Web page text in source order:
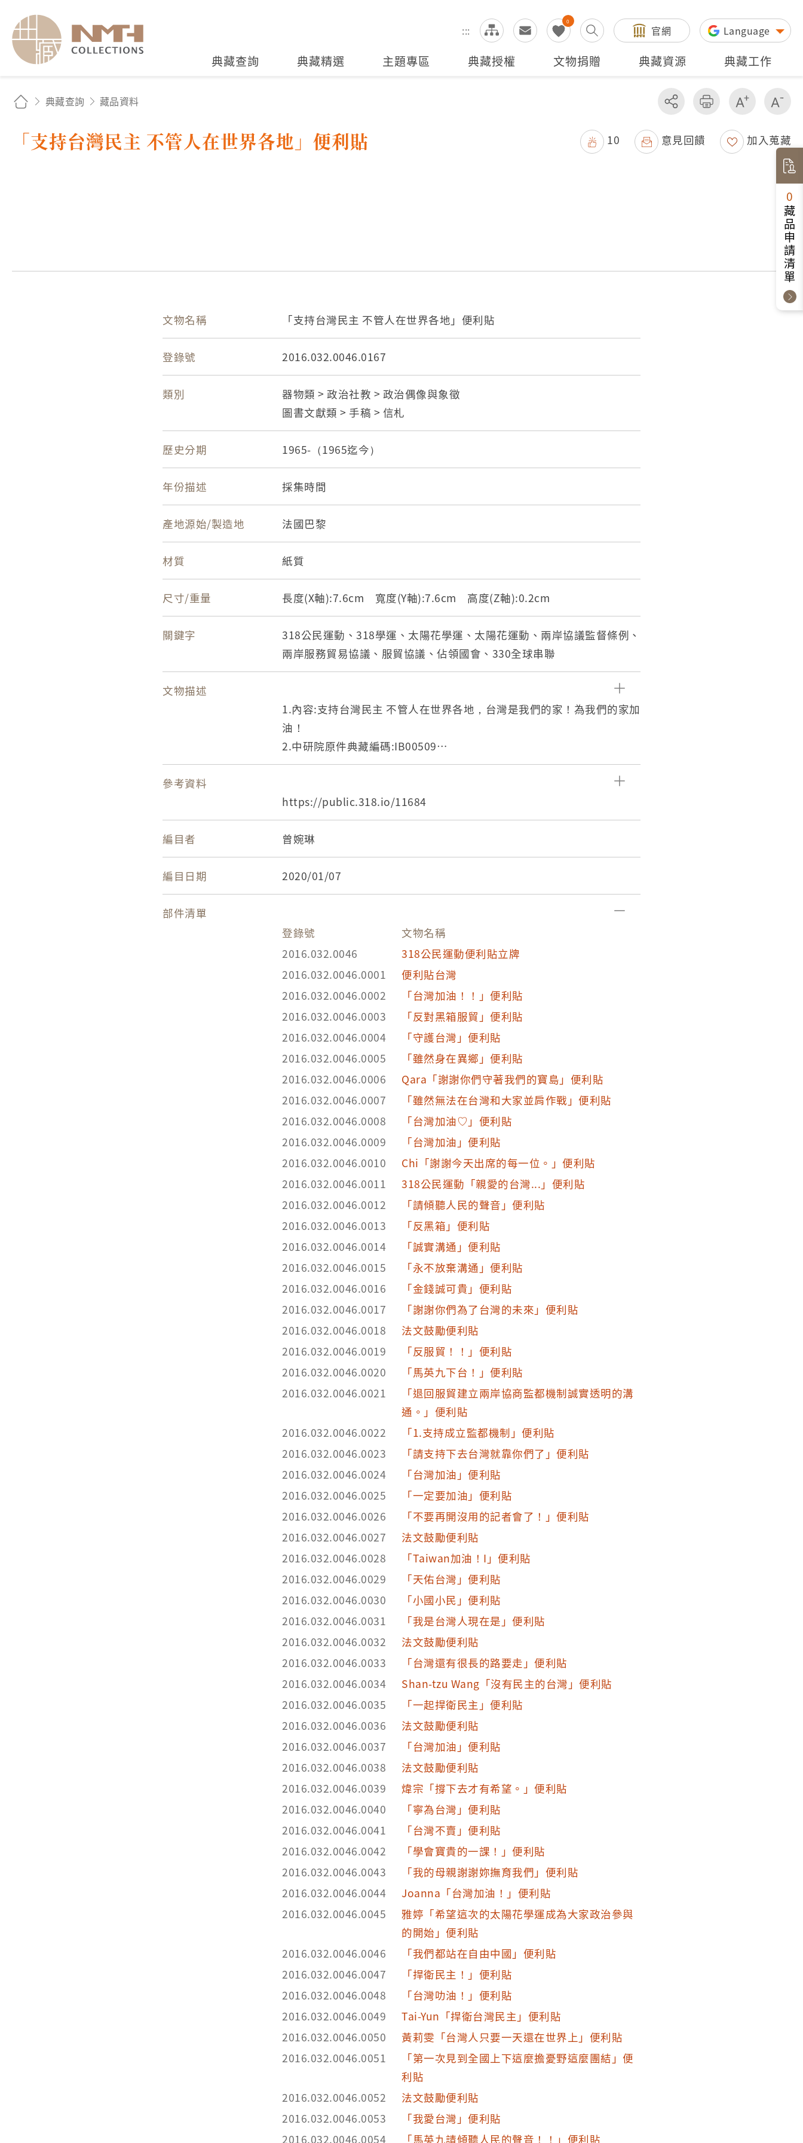
:::
0
全站搜尋 官網 Language
典藏查詢 典藏精選 主題專區 典藏授權 文物捐贈 典藏資源 典藏工作
典藏查詢 藏品資料 分享 友善列印 增加字級
「支持台灣民主 不管人在世界各地」便利貼 10 意見回饋 加入蒐藏
文物名稱 「支持台灣民主 不管人在世界各地」便利貼
登錄號 2016.032.0046.0167
類別
器物類 > 政治社教 > 政治偶像與象徵
圖書文獻類 > 手稿 > 信札
歷史分期 1965-（1965迄今）
年份描述 採集時間
產地源始/製造地 法國巴黎
材質 紙質
尺寸/重量 長度(X軸):7.6cm 寬度(Y軸):7.6cm 高度(Z軸):0.2cm
關鍵字
318公民運動、318學運、太陽花學運、太陽花運動、兩岸協議監督條例、
兩岸服務貿易協議、服貿協議、佔領國會、330全球串聯
文物描述
1.內容:支持台灣民主 不管人在世界各地，台灣是我們的家！為我們的家加
油！
2.中研院原件典藏編碼:IB00509
3.中研院識別號:11684
5.中研院關係藏品-整體:16036
6.提供者:
參考資料
https://public.318.io/11684
編目者 曾婉琳
編目日期 2020/01/07
部件清單
登錄號
文物名稱
2016.032.0046
318公民運動便利貼立牌
2016.032.0046.0001
便利貼台灣
2016.032.0046.0002
「台灣加油！！」便利貼
2016.032.0046.0003
「反對黑箱服貿」便利貼
2016.032.0046.0004
「守護台灣」便利貼
2016.032.0046.0005
「雖然身在異鄉」便利貼
2016.032.0046.0006
Qara「謝謝你們守著我們的寶島」便利貼
2016.032.0046.0007
「雖然無法在台灣和大家並肩作戰」便利貼
2016.032.0046.0008
「台灣加油♡」便利貼
2016.032.0046.0009
「台灣加油」便利貼
2016.032.0046.0010
Chi「謝謝今天出席的每一位。」便利貼
2016.032.0046.0011
318公民運動「親愛的台灣...」便利貼
2016.032.0046.0012
「請傾聽人民的聲音」便利貼
2016.032.0046.0013
「反黑箱」便利貼
2016.032.0046.0014
「誠實溝通」便利貼
2016.032.0046.0015
「永不放棄溝通」便利貼
2016.032.0046.0016
「金錢誠可貴」便利貼
2016.032.0046.0017
「謝謝你們為了台灣的未來」便利貼
2016.032.0046.0018
法文鼓勵便利貼
2016.032.0046.0019
「反服貿！！」便利貼
2016.032.0046.0020
「馬英九下台！」便利貼
2016.032.0046.0021
「退回服貿建立兩岸協商監都機制誠實透明的溝
通。」便利貼
2016.032.0046.0022
「1.支持成立監都機制」便利貼
2016.032.0046.0023
「請支持下去台灣就靠你們了」便利貼
2016.032.0046.0024
「台灣加油」便利貼
2016.032.0046.0025
「一定要加油」便利貼
2016.032.0046.0026
「不要再開沒用的記者會了！」便利貼
2016.032.0046.0027
法文鼓勵便利貼
2016.032.0046.0028
「Taiwan加油！I」便利貼
2016.032.0046.0029
「天佑台灣」便利貼
2016.032.0046.0030
「小國小民」便利貼
2016.032.0046.0031
「我是台灣人現在是」便利貼
2016.032.0046.0032
法文鼓勵便利貼
2016.032.0046.0033
「台灣還有很長的路要走」便利貼
2016.032.0046.0034
Shan-tzu Wang「沒有民主的台灣」便利貼
2016.032.0046.0035
「一起捍衛民主」便利貼
2016.032.0046.0036
法文鼓勵便利貼
2016.032.0046.0037
「台灣加油」便利貼
2016.032.0046.0038
法文鼓勵便利貼
2016.032.0046.0039
煒宗「撐下去才有希望。」便利貼
2016.032.0046.0040
「寧為台灣」便利貼
2016.032.0046.0041
「台灣不賣」便利貼
2016.032.0046.0042
「學會寶貴的一課！」便利貼
2016.032.0046.0043
「我的母親謝謝妳撫育我們」便利貼
2016.032.0046.0044
Joanna「台灣加油！」便利貼
2016.032.0046.0045
雅婷「希望這次的太陽花學運成為大家政治參與
的開始」便利貼
2016.032.0046.0046
「我們都站在自由中國」便利貼
2016.032.0046.0047
「捍衛民主！」便利貼
2016.032.0046.0048
「台灣叻油！」便利貼
2016.032.0046.0049
Tai-Yun「捍衛台灣民主」便利貼
2016.032.0046.0050
黃莉雯「台灣人只要一天還在世界上」便利貼
2016.032.0046.0051
「第一次見到全國上下這麼擔憂野這麼團結」便
利貼
2016.032.0046.0052
法文鼓勵便利貼
2016.032.0046.0053
「我愛台灣」便利貼
2016.032.0046.0054
「馬英九請傾聽人民的聲音！！」便利貼
0
藏品申請清單